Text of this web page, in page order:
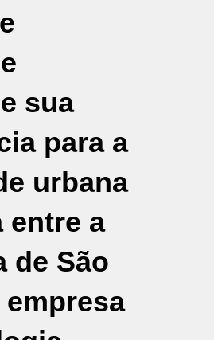
sua
para a
urbana
entre a
de São
empresa